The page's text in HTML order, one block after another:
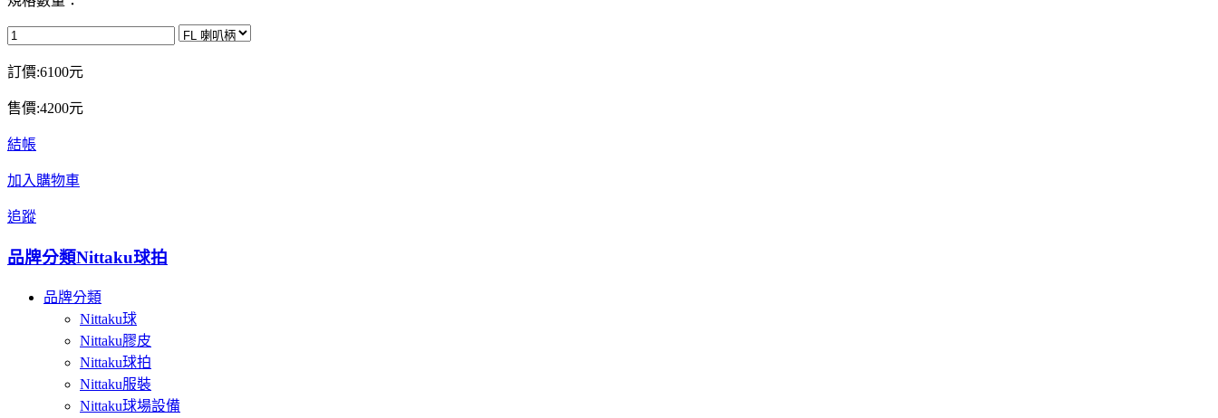
訂價:6100元
售價:4200元
結帳
加入購物車
追蹤
品牌分類Nittaku球拍
品牌分類
Nittaku球
Nittaku膠皮
Nittaku球拍
Nittaku服裝
Nittaku球場設備